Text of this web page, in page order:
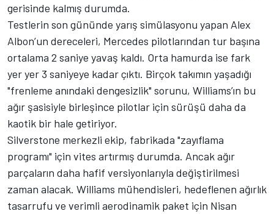
gerisinde kalmış durumda.
Testlerin son gününde yarış simülasyonu yapan Alex
Albon’un dereceleri, Mercedes pilotlarından tur başına
ortalama 2 saniye yavaş kaldı. Orta hamurda ise fark
yer yer 3 saniyeye kadar çıktı. Birçok takımın yaşadığı
"frenleme anındaki dengesizlik" sorunu, Williams’ın bu
ağır şasisiyle birleşince pilotlar için sürüşü daha da
kaotik bir hale getiriyor.
Silverstone merkezli ekip, fabrikada "zayıflama
programı" için vites artırmış durumda. Ancak ağır
parçaların daha hafif versiyonlarıyla değiştirilmesi
zaman alacak. Williams mühendisleri, hedeflenen ağırlık
tasarrufu ve verimli aerodinamik paket için Nisan